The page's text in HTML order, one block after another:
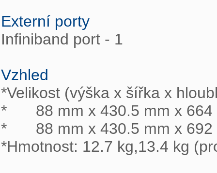
Externí porty
Infiniband port - 1
Vzhled
*Velikost (výška x šířka x
*	88 mm x 430.5 mm x 664 mm
*	88 mm x 430.5 mm x 692 mm (pro model RP)
*Hmotnost: 12.7 kg,13.4 kg